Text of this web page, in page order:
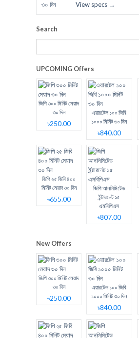
View specs →
Search
UPCOMING Offers
জিপি ৩০০ মিনিট মেয়াদ
৩০ দিন
৳250.00
এয়ারটেল ১০০ জিবি
১০০০ মিনিট ৩০ দিন
৳840.00
জিপি ২৫ জিবি ৪০০
মিনিট মেয়াদ ৩০ দিন
৳655.00
জিপি আনলিমিটেড
ইন্টারনেট ১৫
এমবিপিএস
৳807.00
New Offers
জিপি ৩০০ মিনিট মেয়াদ
৩০ দিন
৳250.00
এয়ারটেল ১০০ জিবি
১০০০ মিনিট ৩০ দিন
৳840.00